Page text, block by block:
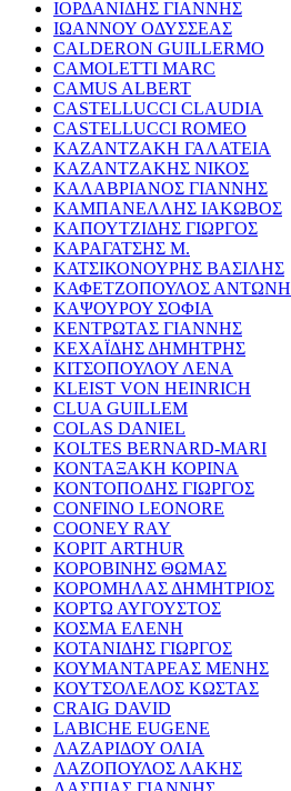
ΙΟΡΔΑΝΙΔΗΣ ΓΙΑΝΝΗΣ
ΙΩΑΝΝΟΥ ΟΔΥΣΣΕΑΣ
CALDERON GUILLERMO
CAMOLETTI MARC
CAMUS ALBERT
CASTELLUCCI CLAUDIA
CASTELLUCCI ROMEO
ΚΑΖΑΝΤΖΑΚΗ ΓΑΛΑΤΕΙΑ
ΚΑΖΑΝΤΖΑΚΗΣ ΝΙΚΟΣ
ΚΑΛΑΒΡΙΑΝΟΣ ΓΙΑΝΝΗΣ
ΚΑΜΠΑΝΕΛΛΗΣ ΙΑΚΩΒΟΣ
ΚΑΠΟΥΤΖΙΔΗΣ ΓΙΩΡΓΟΣ
ΚΑΡΑΓΑΤΣΗΣ Μ.
ΚΑΤΣΙΚΟΝΟΥΡΗΣ ΒΑΣΙΛΗΣ
ΚΑΦΕΤΖΟΠΟΥΛΟΣ
ΚΑΨΟΥΡΟΥ ΣΟΦΙΑ
ΚΕΝΤΡΩΤΑΣ ΓΙΑΝΝΗΣ
ΚΕΧΑΪΔΗΣ ΔΗΜΗΤΡΗΣ
ΚΙΤΣΟΠΟΥΛΟΥ ΛΕΝΑ
KLEIST VON HEINRICH
CLUA GUILLEM
COLAS DANIEL
KOLTES BERNARD-MARI
ΚΟΝΤΑΞΑΚΗ ΚΟΡΙΝΑ
ΚΟΝΤΟΠΟΔΗΣ ΓΙΩΡΓΟΣ
CONFINO LEONORE
COONEY RAY
KOPIT ARTHUR
ΚΟΡΟΒΙΝΗΣ ΘΩΜΑΣ
ΚΟΡΟΜΗΛΑΣ ΔΗΜΗΤΡΙΟΣ
ΚΟΡΤΩ ΑΥΓΟΥΣΤΟΣ
ΚΟΣΜΑ ΕΛΕΝΗ
ΚΟΤΑΝΙΔΗΣ ΓΙΩΡΓΟΣ
ΚΟΥΜΑΝΤΑΡΕΑΣ ΜΕΝΗΣ
ΚΟΥΤΣΟΛΕΛΟΣ ΚΩΣΤΑΣ
CRAIG DAVID
LABICHE EUGENE
ΛΑΖΑΡΙΔΟΥ ΟΛΙΑ
ΛΑΖΟΠΟΥΛΟΣ ΛΑΚΗΣ